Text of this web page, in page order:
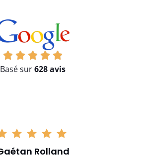
Basé sur628 avis
Mélina Serra